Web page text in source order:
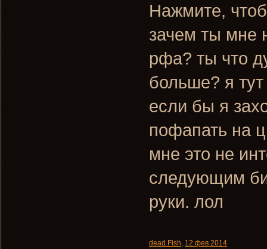
Нажмите,
зачем ты мне
рфа? ты что
больше? я тут
если бы я
пофапать на
мне это не
следующим
руки. лол
dead.Fish, 12 фев 2014